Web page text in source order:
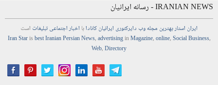
IRANIAN NEWS - رسانه ایرانیان
ایران استاربهترین مجلهوب دایرکتوری ایرانیان کانادابا اخباراجتماعیتبلیغات است
Iran Starisbest Iranian PersianNews,advertisinginMagazine,online,Social Business,
Web,Directory